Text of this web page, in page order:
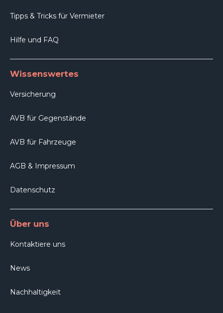
Tipps & Tricks für Vermieter
Hilfe und FAQ
Wissenswertes
Versicherung
AVB für Gegenstände
AVB für Fahrzeuge
AGB & Impressum
Datenschutz
Über uns
Kontaktiere uns
News
Nachhaltigkeit